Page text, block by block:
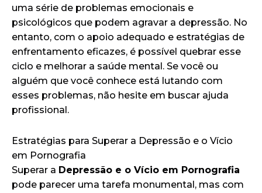
uma série de problemas emocionais e
psicológicos que podem agravar a depressão. No
entanto, com o apoio adequado e estratégias de
enfrentamento eficazes, é possível quebrar esse
ciclo e melhorar a saúde mental. Se você ou
alguém que você conhece está lutando com
esses problemas, não hesite em buscar ajuda
profissional.
Estratégias para Superar a Depressão e o Vício
em Pornografia
Superar a Depressão e o Vício em Pornografia
pode parecer uma tarefa monumental, mas com